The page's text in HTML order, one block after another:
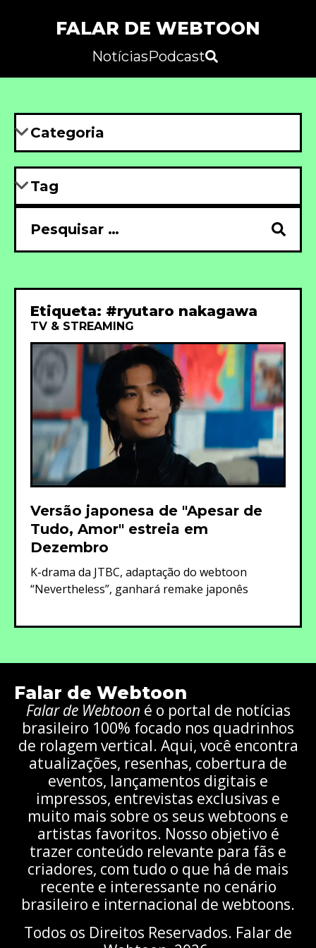
FALAR DE WEBTOON
NotíciasPodcast
Etiqueta: #ryutaro nakagawa
TV & STREAMING
Versão japonesa de "Apesar de
Tudo, Amor" estreia em
Dezembro
K-drama da JTBC, adaptação do webtoon
“Nevertheless”, ganhará remake japonês
Falar de Webtoon
Falar de Webtoon é o portal de notícias
brasileiro 100% focado nos quadrinhos
de rolagem vertical. Aqui, você encontra
atualizações, resenhas, cobertura de
eventos, lançamentos digitais e
impressos, entrevistas exclusivas e
muito mais sobre os seus webtoons e
artistas favoritos. Nosso objetivo é
trazer conteúdo relevante para fãs e
criadores, com tudo o que há de mais
recente e interessante no cenário
brasileiro e internacional de webtoons.
Todos os Direitos Reservados. Falar de